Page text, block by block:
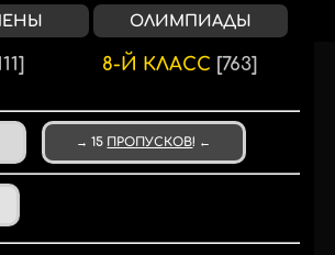
8-Й КЛАСС [763]
15 ПРОПУСКОВ!
ОЛИМПИАДЫ